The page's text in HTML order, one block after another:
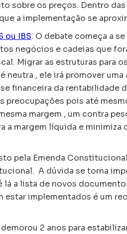
sobre os preços. Dentro das
a implementação se
ou IBS. O debate começa a
negócios e cadeias que
Migrar as estruturas para
neutra , ele irá promover uma
financeira da rentabilidade
preocupações pois até
margem , um contra
margem líquida e minimiza
pela Emenda Constitucional
A dúvida se torna
lá a lista de novos
estar implementados é um
2 anos para